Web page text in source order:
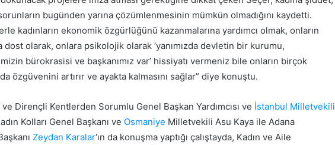
bugünden yarına çözümlenmesinin mümkün olmadığını kaydetti.
kadınların ekonomik özgürlüğünü kazanmalarına yardımcı olmak, onların
dost olarak, onlara psikolojik olarak ‘yanımızda devletin bir kurumu,
bürokrasisi ve başkanımız var’ hissiyatı vermeniz bile onların birçok
özgüvenini artırır ve ayakta kalmasını sağlar” diye konuştu.
Dirençli Kentlerden Sorumlu Genel Başkan Yardımcısı ve İstanbul Milletvekili
Kolları Genel Başkanı ve Osmaniye Milletvekili Asu Kaya ile Adana
Zeydan Karalar‘ın da konuşma yaptığı çalıştayda, Kadın ve Aile